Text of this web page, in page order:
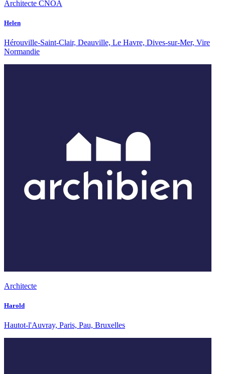
Architecte CNOA
Helen
Hérouville-Saint-Clair, Deauville, Le Havre, Dives-sur-Mer, Vire
Normandie
Architecte
Harold
Hautot-l'Auvray, Paris, Pau, Bruxelles